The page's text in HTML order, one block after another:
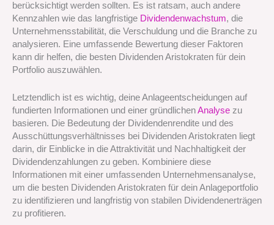
berücksichtigt werden sollten. Es ist ratsam, auch andere
Kennzahlen wie das langfristige Dividendenwachstum, die
Unternehmensstabilität, die Verschuldung und die Branche zu
analysieren. Eine umfassende Bewertung dieser Faktoren
kann dir helfen, die besten Dividenden Aristokraten für dein
Portfolio auszuwählen.
Letztendlich ist es wichtig, deine Anlageentscheidungen auf
fundierten Informationen und einer gründlichenAnalyse zu
basieren. Die Bedeutung der Dividendenrendite und des
Ausschüttungsverhältnisses bei Dividenden Aristokraten liegt
darin, dir Einblicke in die Attraktivität und Nachhaltigkeit der
Dividendenzahlungen zu geben. Kombiniere diese
Informationen mit einer umfassenden Unternehmensanalyse,
um die besten Dividenden Aristokraten für dein Anlageportfolio
zu identifizieren und langfristig von stabilen Dividendenerträgen
zu profitieren.